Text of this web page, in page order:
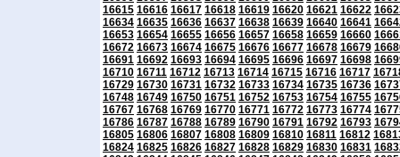
16615 16616 16617 16618 16619 16620 16621 16622
16634 16635 16636 16637 16638 16639 16640 16641
16653 16654 16655 16656 16657 16658 16659 16660
16672 16673 16674 16675 16676 16677 16678 16679
16691 16692 16693 16694 16695 16696 16697 16698
16710 16711 16712 16713 16714 16715 16716 16717
16729 16730 16731 16732 16733 16734 16735 16736
16748 16749 16750 16751 16752 16753 16754 16755
16767 16768 16769 16770 16771 16772 16773 16774
16786 16787 16788 16789 16790 16791 16792 16793
16805 16806 16807 16808 16809 16810 16811 16812
16824 16825 16826 16827 16828 16829 16830 16831